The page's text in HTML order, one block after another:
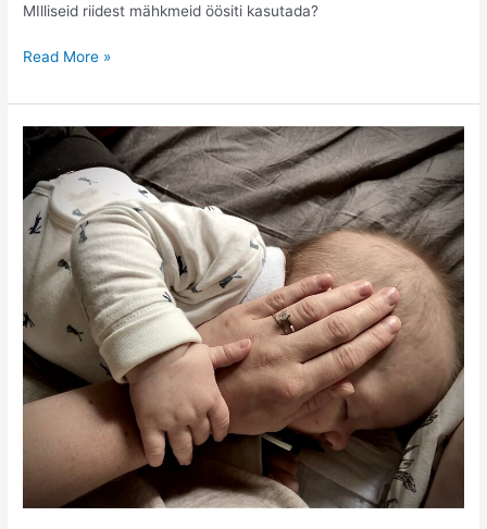
MIlliseid riidest mähkmeid öösiti kasutada?
Riidest
mida
öösel
kasutada?
Read More »